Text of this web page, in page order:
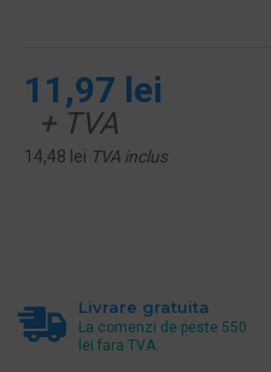
11,97 lei
+ TVA
14,48 lei TVA inclus
Livrare gratuita
La comenzi de peste 550
lei fara TVA.